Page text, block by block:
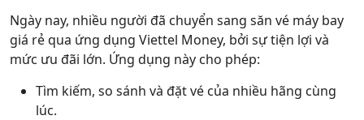
Ngày nay, nhiều người đã chuyển sang săn vé máy bay
giá rẻ qua ứng dụng Viettel Money, bởi sự tiện lợi và
mức ưu đãi lớn. Ứng dụng này cho phép:
Tìm kiếm, so sánh và đặt vé của nhiều hãng cùng
lúc.